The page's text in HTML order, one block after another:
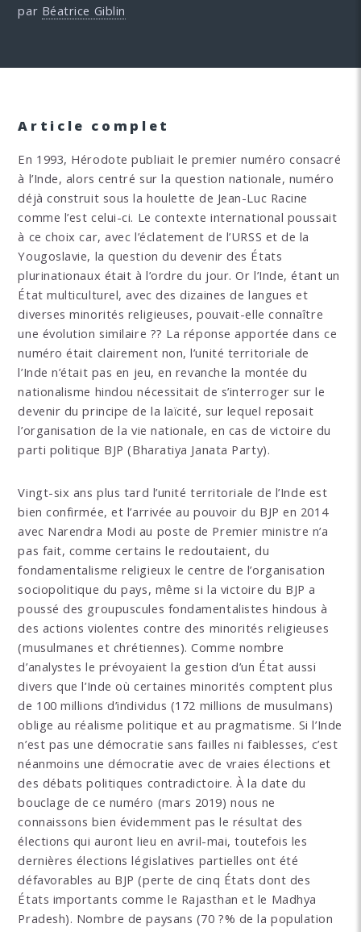
par Béatrice Giblin
Article complet
En 1993, Hérodote publiait le premier numéro consacré
à l’Inde, alors centré sur la question nationale, numéro
déjà construit sous la houlette de Jean-Luc Racine
comme l’est celui-ci. Le contexte international poussait
à ce choix car, avec l’éclatement de l’URSS et de la
Yougoslavie, la question du devenir des États
plurinationaux était à l’ordre du jour. Or l’Inde, étant un
État multiculturel, avec des dizaines de langues et
diverses minorités religieuses, pouvait-elle connaître
une évolution similaire ?? La réponse apportée dans ce
numéro était clairement non, l’unité territoriale de
l’Inde n’était pas en jeu, en revanche la montée du
nationalisme hindou nécessitait de s’interroger sur le
devenir du principe de la laïcité, sur lequel reposait
l’organisation de la vie nationale, en cas de victoire du
parti politique BJP (Bharatiya Janata Party).
Vingt-six ans plus tard l’unité territoriale de l’Inde est
bien confirmée, et l’arri­­vée au pouvoir du BJP en 2014
avec Narendra Modi au poste de Premier ministre n’a
pas fait, comme certains le redoutaient, du
fondamentalisme religieux le centre de l’organisation
sociopolitique du pays, même si la victoire du BJP a
poussé des groupuscules fondamentalistes hindous à
des actions violentes contre des minorités religieuses
(musulmanes et chrétiennes). Comme nombre
d’analystes le prévoyaient la gestion d’un État aussi
divers que l’Inde où certaines minorités comptent plus
de 100 millions d’individus (172 millions de musulmans)
oblige au réalisme politique et au pragmatisme. Si l’Inde
n’est pas une démocratie sans failles ni faiblesses, c’est
néanmoins une démocratie avec de vraies élections et
des débats politiques contradictoire. À la date du
bouclage de ce numéro (mars 2019) nous ne
connaissons bien évidemment pas le résultat des
élections qui auront lieu en avril-mai, toutefois les
dernières élections législatives partielles ont été
défavorables au BJP (perte de cinq États dont des
États importants comme le Rajasthan et le Madhya
Pradesh). Nombre de paysans (70 ?% de la population